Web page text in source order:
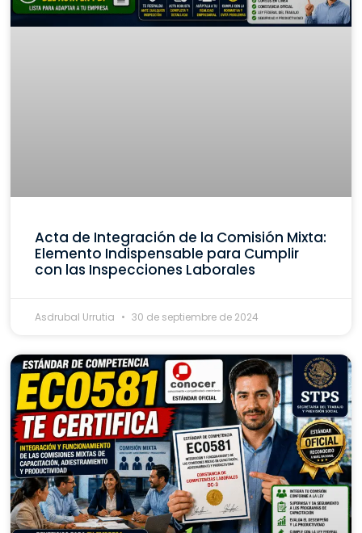
Acta de Integración de la Comisión Mixta:
Elemento Indispensable para Cumplir
con las Inspecciones Laborales
Asdrubal Urrutia 30 de septiembre de 2024